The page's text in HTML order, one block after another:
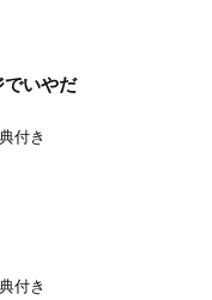
いやだ
付き
付き